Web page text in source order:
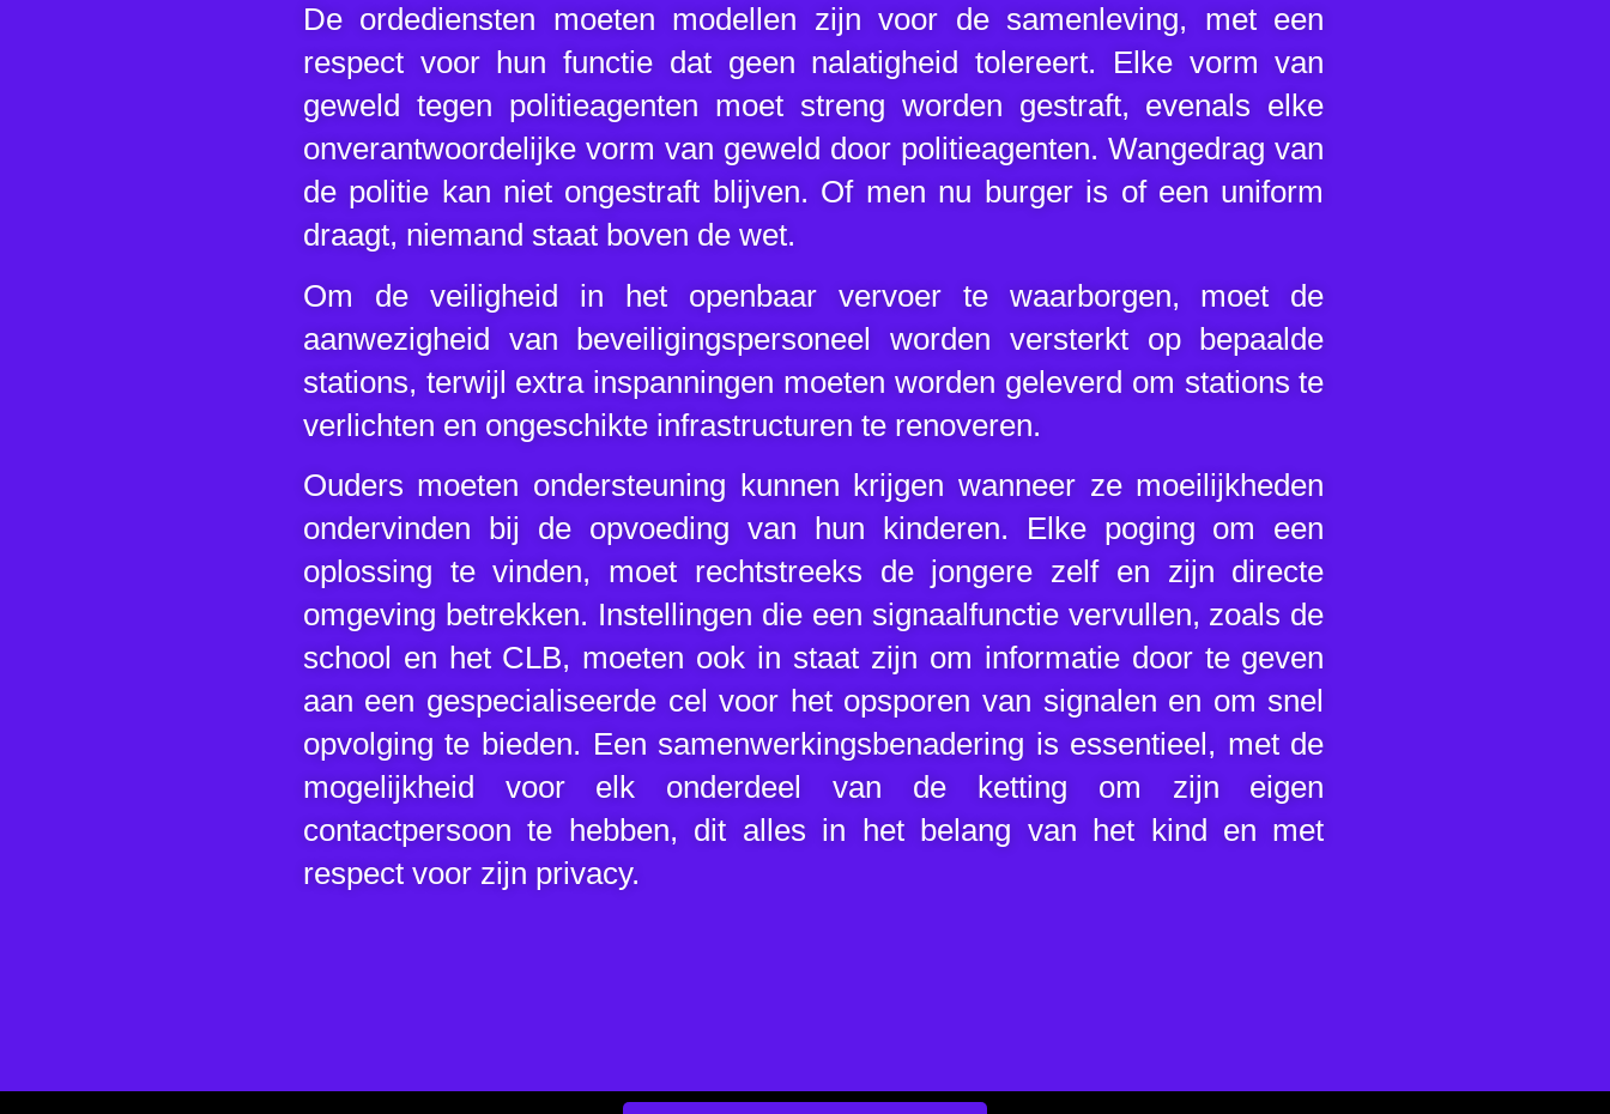
De ordediensten moeten modellen zijn voor de samenleving, met een
respect voor hun functie dat geen nalatigheid tolereert. Elke vorm van
geweld tegen politieagenten moet streng worden gestraft, evenals elke
onverantwoordelijke vorm van geweld door politieagenten. Wangedrag van
de politie kan niet ongestraft blijven. Of men nu burger is of een uniform
draagt, niemand staat boven de wet.
Om de veiligheid in het openbaar vervoer te waarborgen, moet de
aanwezigheid van beveiligingspersoneel worden versterkt op bepaalde
stations, terwijl extra inspanningen moeten worden geleverd om stations te
verlichten en ongeschikte infrastructuren te renoveren.
Ouders moeten ondersteuning kunnen krijgen wanneer ze moeilijkheden
ondervinden bij de opvoeding van hun kinderen. Elke poging om een
oplossing te vinden, moet rechtstreeks de jongere zelf en zijn directe
omgeving betrekken. Instellingen die een signaalfunctie vervullen, zoals de
school en het CLB, moeten ook in staat zijn om informatie door te geven
aan een gespecialiseerde cel voor het opsporen van signalen en om snel
opvolging te bieden. Een samenwerkingsbenadering is essentieel, met de
mogelijkheid voor elk onderdeel van de ketting om zijn eigen
contactpersoon te hebben, dit alles in het belang van het kind en met
respect voor zijn privacy.